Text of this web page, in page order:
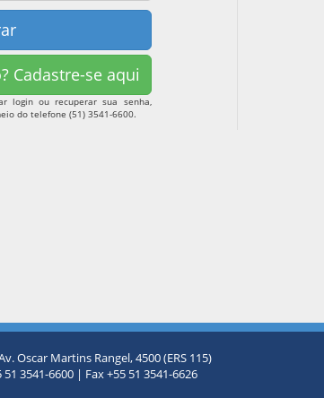
Cadastre-se aqui
login ou recuperar sua senha,
do telefone (51) 3541-6600.
Oscar Martins Rangel, 4500 (ERS 115)
3541-6600 | Fax +55 51 3541-6626